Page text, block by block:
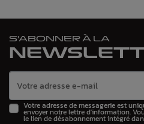
S'ABONNER À LA
Votre adresse de messagerie est
envoyer notre lettre d'information.
le lien de désabonnement intégré